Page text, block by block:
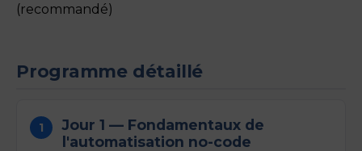
(recommandé)
Programme détaillé
Jour 1 — Fondamentaux de
l'automatisation no-code